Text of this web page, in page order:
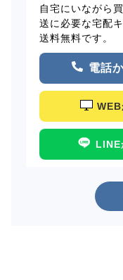
自宅にいながら
送に必要な宅配
送料無料です。
電話
LINE